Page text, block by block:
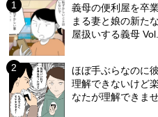
義母の便利屋を卒
まる妻と娘の新た
屋扱いする義母
ほぼ手ぶらなのに
理解できないけど
なたが理解できま